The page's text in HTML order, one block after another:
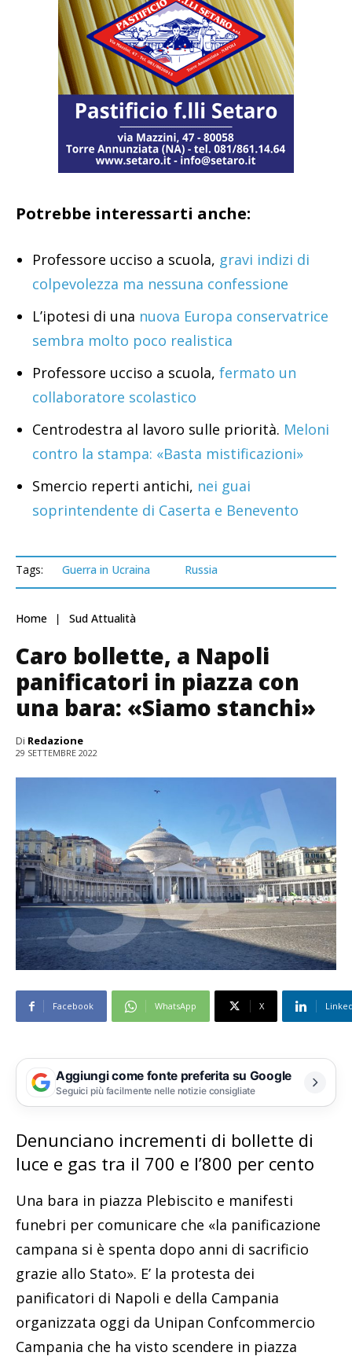
Potrebbe interessarti anche:
Professore ucciso a scuola, gravi indizi di
colpevolezza ma nessuna confessione
L’ipotesi di una nuova Europa conservatrice
sembra molto poco realistica
Professore ucciso a scuola, fermato un
collaboratore scolastico
Centrodestra al lavoro sulle priorità. Meloni
contro la stampa: «Basta mistificazioni»
Smercio reperti antichi, nei guai
soprintendente di Caserta e Benevento
Tags: Guerra in Ucraina Russia
Home Sud Attualità
Caro bollette, a Napoli
panificatori in piazza con
una bara: «Siamo stanchi»
Di Redazione
29 SETTEMBRE 2022
Facebook WhatsApp X
Aggiungi come fonte preferita su Google
Seguici più facilmente nelle notizie consigliate
Denunciano incrementi di bollette di
luce e gas tra il 700 e l’800 per cento
Una bara in piazza Plebiscito e manifesti
funebri per comunicare che «la panificazione
campana si è spenta dopo anni di sacrificio
grazie allo Stato». E’ la protesta dei
panificatori di Napoli e della Campania
organizzata oggi da Unipan Confcommercio
Campania che ha visto scendere in piazza